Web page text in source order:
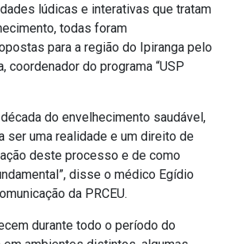
lúdicas e interativas que tratam
todas foram
para a região do Ipiranga pelo
coordenador do programa “USP
do envelhecimento saudável,
ser uma realidade e um direito de
deste processo e de como
disse o médico Egídio
da PRCEU.
durante todo o período do